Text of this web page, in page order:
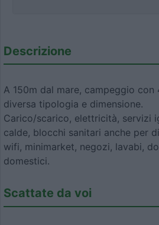
Descrizione
A 150m dal mare, campeggio
diversa tipologia e dimensione.
Carico/scarico, elettricità, servizi
calde, blocchi sanitari anche per
wifi, minimarket, negozi, lavabi,
domestici.
Scattate da voi